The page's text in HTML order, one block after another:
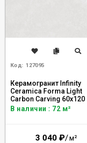
Код: 127095
Керамогранит Infinity
Ceramica Forma Light
Carbon Carving 60x120
В наличии : 72 м²
3 040 ₽/м²